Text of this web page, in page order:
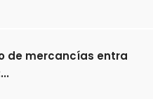
de mercancías entra